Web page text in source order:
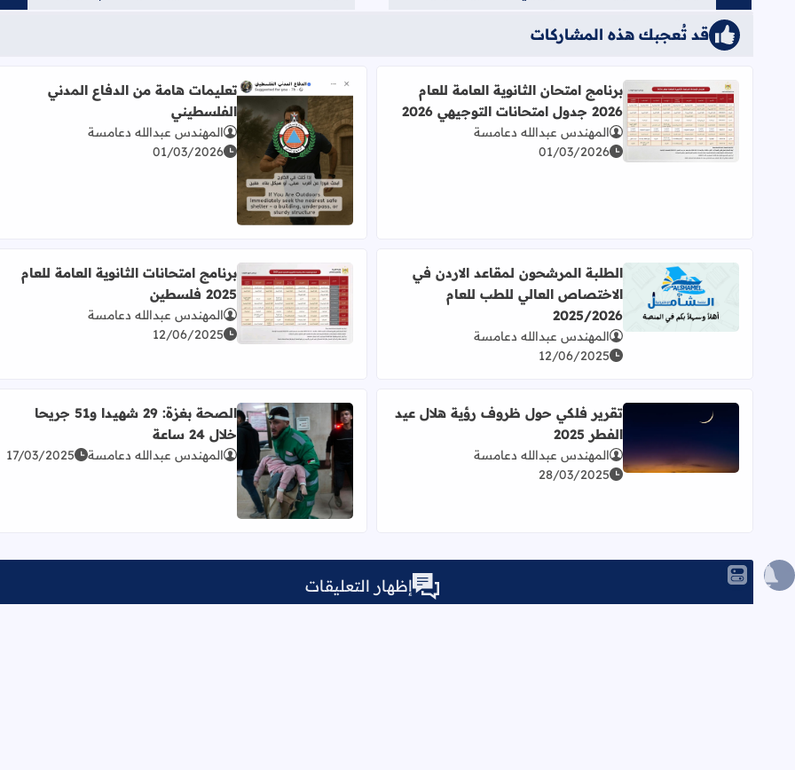
قد تُعجبك هذه المشاركات
اقرأ المزيد عن برنامج امتحان الثانوية العامة للعام 2026 جدول امتحانات التوجيهي 2026
برنامج امتحان الثانوية العامة للعام
2026 جدول امتحانات التوجيهي 2026
المهندس عبدالله دعامسة
01/03/2026
اقرأ المزيد عن تعليمات هامة من الدفاع المدني
تعليمات هامة من الدفاع المدني
الفلسطيني
المهندس عبدالله دعامسة
01/03/2026
اقرأ المزيد عن الطلبة المرشحون لمقاعد الاردن في الاختصاص العالي للطب للعام 2025/2026
الطلبة المرشحون لمقاعد الاردن في
الاختصاص العالي للطب للعام
2025/2026
المهندس عبدالله دعامسة
12/06/2025
اقرأ المزيد عن برنامج امتحانات الثانوية العامة للعام 2025 فلسطين
برنامج امتحانات الثانوية العامة للعام
2025 فلسطين
المهندس عبدالله دعامسة
12/06/2025
اقرأ المزيد عن تقرير فلكي حول ظروف رؤية هلال عيد الفطر 2025
تقرير فلكي حول ظروف رؤية هلال عيد
الفطر 2025
المهندس عبدالله دعامسة
28/03/2025
اقرأ المزيد عن الصحة بغزة: 29 شهيدا و51 جريحا خلال 24 ساعة
الصحة بغزة: 29 شهيدا و51 جريحا
خلال 24 ساعة
المهندس عبدالله دعامسة 17/03/2025
إظهار التعليقات